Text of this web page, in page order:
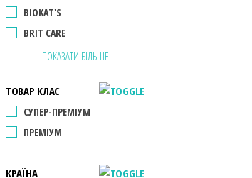
BIOKAT'S
BRIT CARE
ПОКАЗАТИ БІЛЬШЕ
ТОВАР КЛАС
СУПЕР-ПРЕМІУМ
ПРЕМІУМ
КРАЇНА